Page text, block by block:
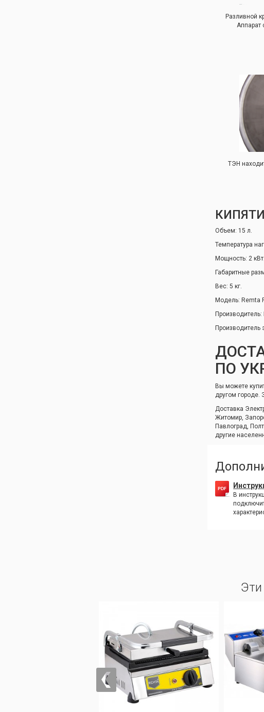
Разливной
Аппарат
ТЭН
Объем: 15 л.
Температура
Мощность: 2 кВт.
Габаритные
Вес: 5 кг.
Модель: Remta
Производитель
ПО
Вы можете
другом городе.
Доставка
Житомир,
Павлоград,
другие
В